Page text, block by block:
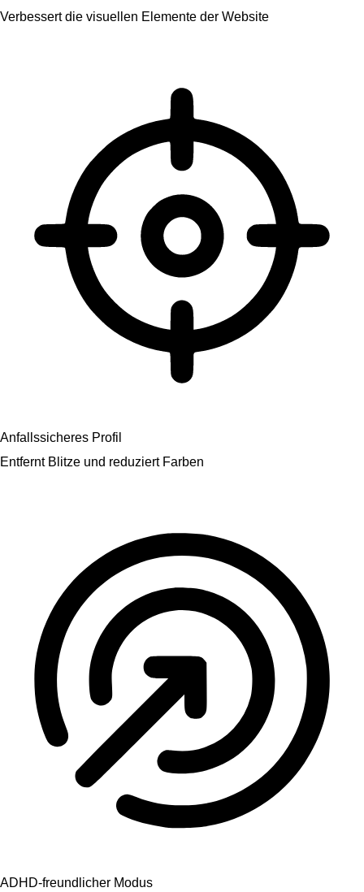
Verbessert die visuellen Elemente der Website
Anfallssicheres Profil
Entfernt Blitze und reduziert Farben
ADHD-freundlicher Modus